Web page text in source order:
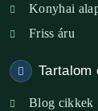
XXIII. ker. –
Konyhai
Friss áru
Tartalom
Blog cikkek